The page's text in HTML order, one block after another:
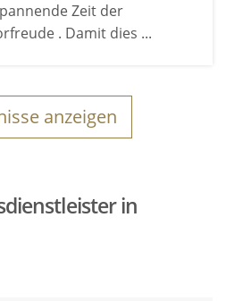
Zeit der
. Damit dies ...
anzeigen
in